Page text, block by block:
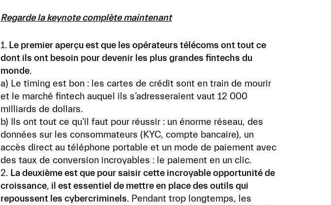
Regarde la keynote complète maintenant
1. Le premier aperçu est que les opérateurs télécoms ont tout ce
dont ils ont besoin pour devenir les plus grandes fintechs du
monde.
a) Le timing est bon : les cartes de crédit sont en train de mourir
et le marché fintech auquel ils s’adresseraient vaut 12 000
milliards de dollars.
b) Ils ont tout ce qu’il faut pour réussir : un énorme réseau, des
données sur les consommateurs (KYC, compte bancaire), un
accès direct au téléphone portable et un mode de paiement avec
des taux de conversion incroyables : le paiement en un clic.
2. La deuxième est que pour saisir cette incroyable opportunité de
croissance, il est essentiel de mettre en place des outils qui
repoussent les cybercriminels. Pendant trop longtemps, les